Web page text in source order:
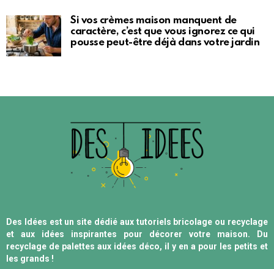
Si vos crèmes maison manquent de
caractère, c’est que vous ignorez ce qui
pousse peut-être déjà dans votre jardin
Des Idées est un site dédié aux tutoriels bricolage ou recyclage
et aux idées inspirantes pour décorer votre maison. Du
recyclage de palettes aux idées déco, il y en a pour les petits et
les grands !